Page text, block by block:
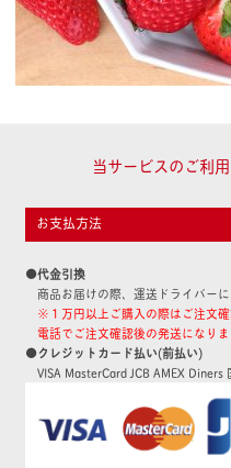
当サービスのご利
お支払方法
●代金引換
商品お届けの際、運送ドライバー
※１万円以上ご購入の際はご注文
電話でご注文確認後の発送になり
●クレジットカード払い(前払い)
VISA MasterCard JCB AMEX